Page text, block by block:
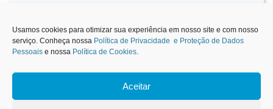
Usamos cookies para otimizar sua experiência em nosso site e com nosso
serviço. Conheça nossa Política de Privacidade e Proteção de Dados
Pessoais e nossa Política de Cookies.
Aceitar